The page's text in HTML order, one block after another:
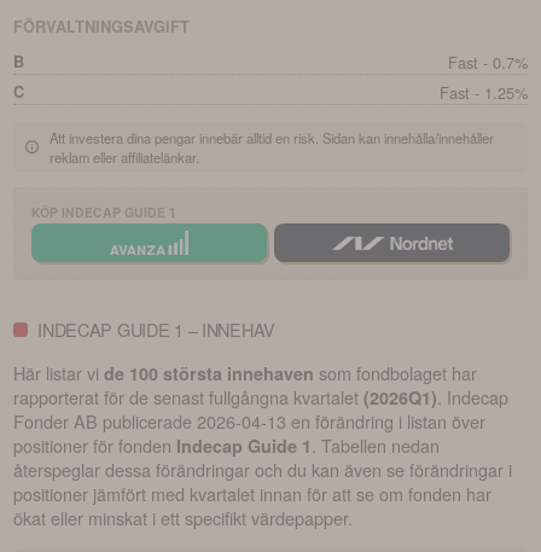
FÖRVALTNINGSAVGIFT
B
Fast - 0.7%
C Fast - 1.25%
Att investera dina pengar innebär alltid en risk. Sidan kan innehålla/innehåller
reklam eller affiliatelänkar.
KÖP INDECAP GUIDE 1
INDECAP GUIDE 1 – INNEHAV
Här listar vide 100 största innehaven som fondbolaget har
rapporterat för de senast fullgångna kvartalet (2026Q1). Indecap
Fonder AB publicerade2026-04-13 en förändring i listan över
positioner för fonden Indecap Guide 1. Tabellen nedan
återspeglar dessa förändringar och du kan även se förändringar i
positioner jämfört med kvartalet innan för att se om fonden har
ökat eller minskat i ett specifikt värdepapper.